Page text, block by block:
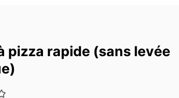
pizza rapide (sans levée